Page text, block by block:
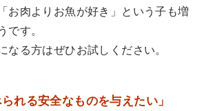
お肉よりお魚が好き」という子も増
です。
なる方はぜひお試しください。
られる安全なものを与えたい」